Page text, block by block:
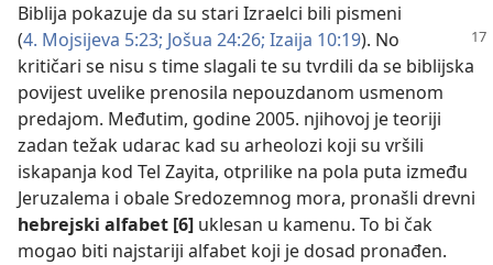
Biblija pokazuje da su stari Izraelci bili pismeni
(4. Mojsijeva 5:23; Jošua 24:26; Izaija 10:19). No
kritičari se nisu s time slagali te su tvrdili da se biblijska
povijest uvelike prenosila nepouzdanom usmenom
predajom. Međutim, godine 2005. njihovoj je teoriji
zadan težak udarac kad su arheolozi koji su vršili
iskapanja kod Tel Zayita, otprilike na pola puta između
Jeruzalema i obale Sredozemnog mora, pronašli drevni
hebrejski alfabet [6] uklesan u kamenu. To bi čak
mogao biti najstariji alfabet koji je dosad pronađen.